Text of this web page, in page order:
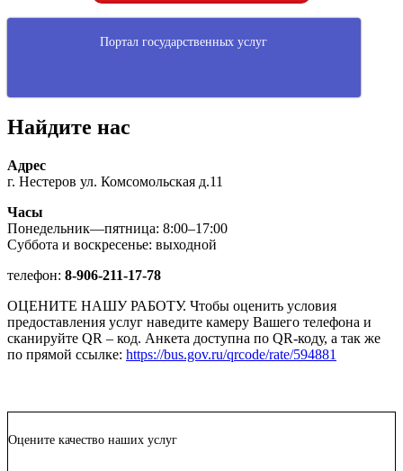
Портал государственных услуг
Найдите нас
Адрес
г. Нестеров ул. Комсомольская д.11
Часы
Понедельник—пятница: 8:00–17:00
Суббота и воскресенье: выходной
телефон: 8-906-211-17-78
ОЦЕНИТЕ НАШУ РАБОТУ. Чтобы оценить условия
предоставления услуг наведите камеру Вашего телефона и
сканируйте QR – код. Анкета доступна по QR-коду, а так же
по прямой ссылке: https://bus.gov.ru/qrcode/rate/594881
Оцените качество наших услуг